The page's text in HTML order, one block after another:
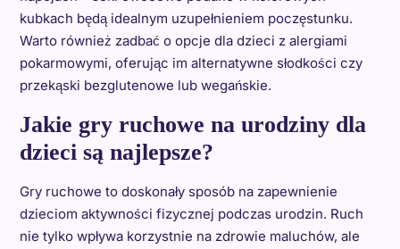
kubkach będą idealnym uzupełnieniem poczęstunku.
Warto również zadbać o opcje dla dzieci z alergiami
pokarmowymi, oferując im alternatywne słodkości czy
przekąski bezglutenowe lub wegańskie.
Jakie gry ruchowe na urodziny dla
dzieci są najlepsze?
Gry ruchowe to doskonały sposób na zapewnienie
dzieciom aktywności fizycznej podczas urodzin. Ruch
nie tylko wpływa korzystnie na zdrowie maluchów, ale